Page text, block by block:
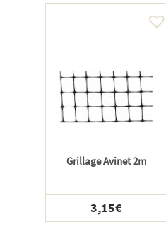
Grillage Avinet 2m
3,15€